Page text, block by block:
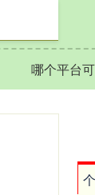
哪个平台